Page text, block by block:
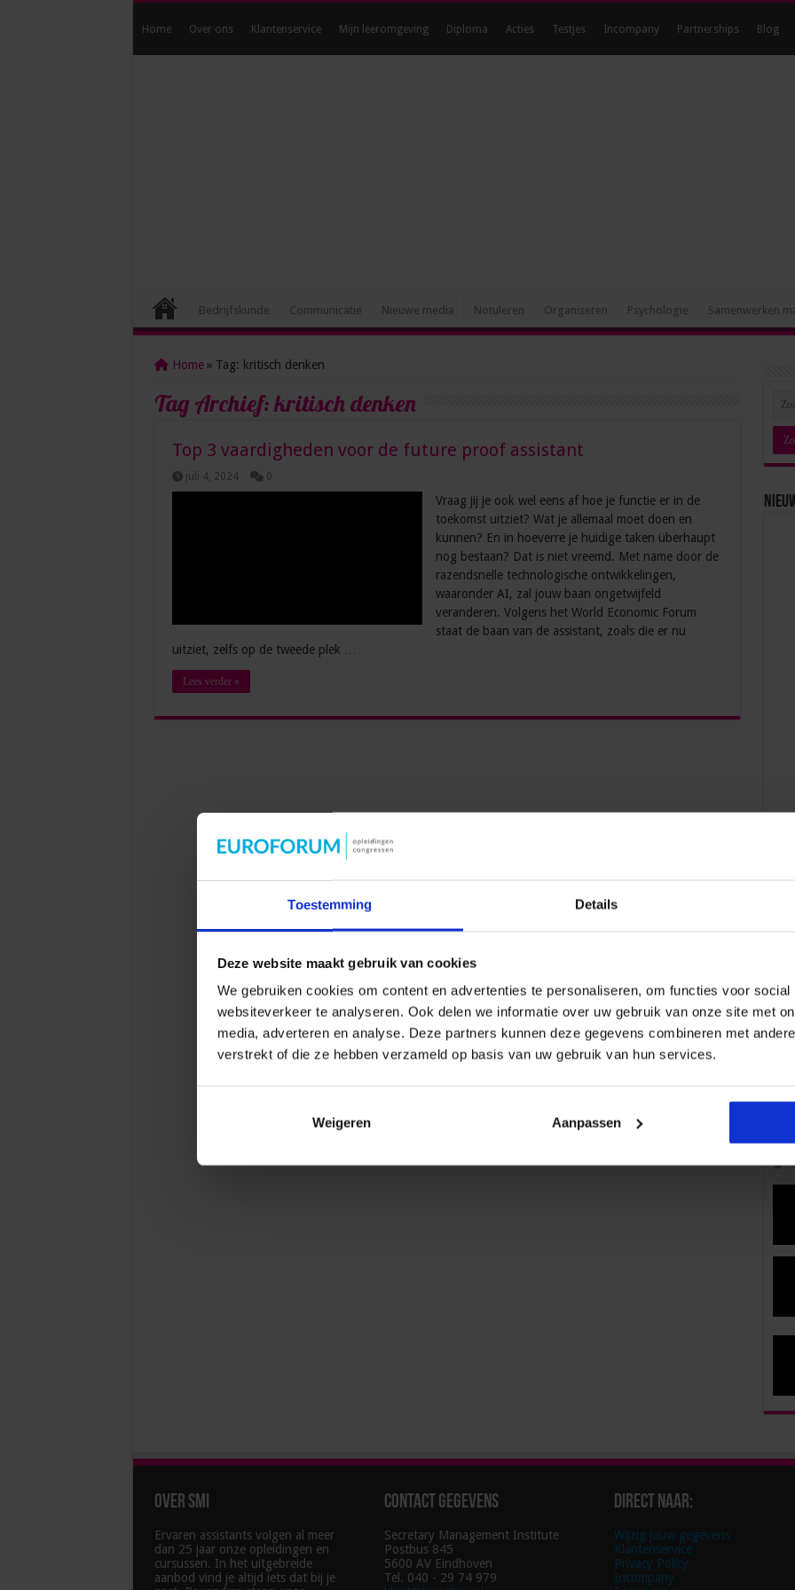
Toestemming Details
Deze website maakt gebruik van cookies
We gebruiken cookies om content en advertenties te personaliseren, om functies voor social
websiteverkeer te analyseren. Ook delen we informatie over uw gebruik van onze site met
media, adverteren en analyse. Deze partners kunnen deze gegevens combineren met
verstrekt of die ze hebben verzameld op basis van uw gebruik van hun services.
Weigeren Aanpassen
Home Over ons Klantenservice Mijn leeromgeving Diploma Acties Testjes Incompany Partnerships Blog
Bedrijfskunde Communicatie Nieuwe media Notuleren Organiseren Psychologie Samenwerken
Home » Tag: kritisch denken
Tag Archief:kritisch denken
Top 3 vaardigheden voor de future proof assistant
juli 4, 2024 0
Vraag jij je ook wel eens af hoe je functie er in de
toekomst uitziet? Wat je allemaal moet doen en
kunnen? En in hoeverre je huidige taken überhaupt
nog bestaan? Dat is niet vreemd. Met name door de
razendsnelle technologische ontwikkelingen,
waaronder AI, zal jouw baan ongetwijfeld
veranderen. Volgens het World Economic Forum
staat de baan van de assistant, zoals die er nu
uitziet, zelfs op de tweede plek …
Lees verder »
Over SMI
Ervaren assistants volgen al meer
dan 25 jaar onze opleidingen en
cursussen. In het uitgebreide
aanbod vind je altijd iets dat bij je
Contact gegevens
Secretary Management Institute
Postbus 845
5600 AV Eindhoven
Tel. 040 - 29 74 979
Direct naar:
Wijzig jouw gegevens
Klantenservice
Privacy Policy
Incompany